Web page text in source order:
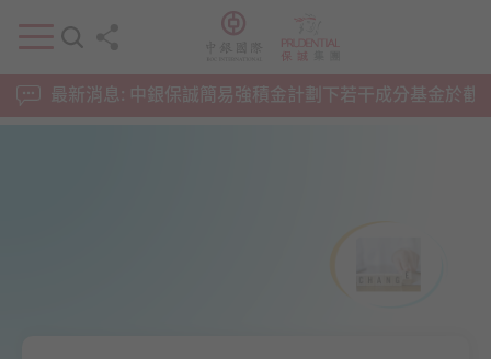
最新消息: 中銀保誠簡易強積金計劃下若干成分基金於